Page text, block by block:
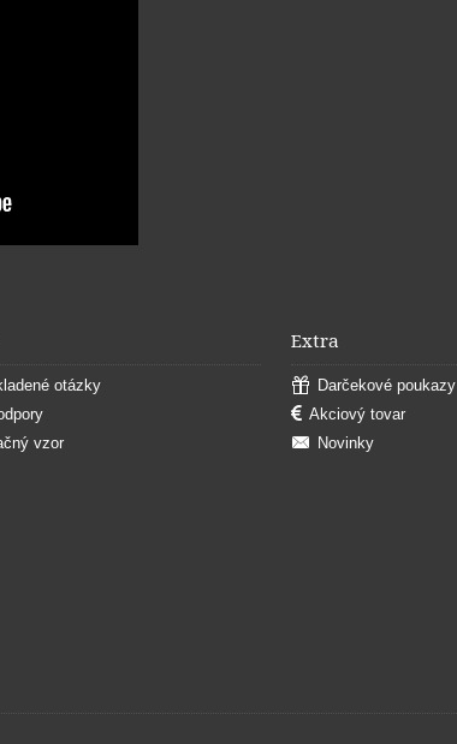
otázky
vzor
Extra
Darčekové poukazy
Akciový tovar
Novinky